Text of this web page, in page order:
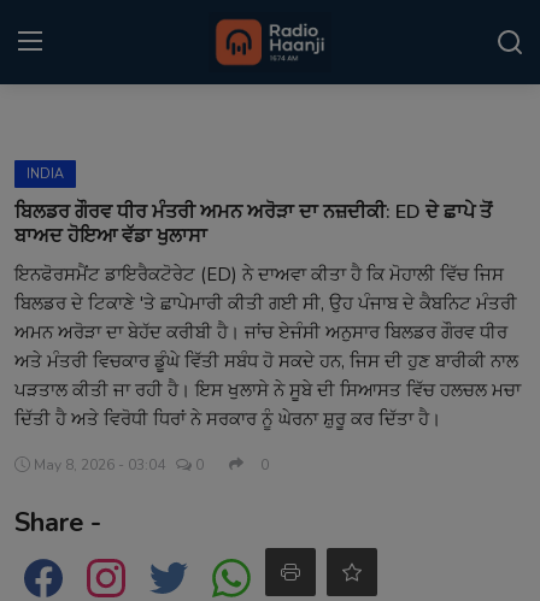
Home
Kitaab Kahani
Gallery
Sponsors
Matrimonial
Event
Contact
INDIA
ਬਿਲਡਰ ਗੌਰਵ ਧੀਰ ਮੰਤਰੀ ਅਮਨ ਅਰੋੜਾ ਦਾ ਨਜ਼ਦੀਕੀ: ED ਦੇ ਛਾਪੇ ਤੋਂ
ਬਾਅਦ ਹੋਇਆ ਵੱਡਾ ਖੁਲਾਸਾ
ਇਨਫੋਰਸਮੈਂਟ ਡਾਇਰੈਕਟੋਰੇਟ (ED) ਨੇ ਦਾਅਵਾ ਕੀਤਾ ਹੈ ਕਿ ਮੋਹਾਲੀ ਵਿੱਚ ਜਿਸ
ਬਿਲਡਰ ਦੇ ਟਿਕਾਣੇ 'ਤੇ ਛਾਪੇਮਾਰੀ ਕੀਤੀ ਗਈ ਸੀ, ਉਹ ਪੰਜਾਬ ਦੇ ਕੈਬਨਿਟ ਮੰਤਰੀ
ਅਮਨ ਅਰੋੜਾ ਦਾ ਬੇਹੱਦ ਕਰੀਬੀ ਹੈ। ਜਾਂਚ ਏਜੰਸੀ ਅਨੁਸਾਰ ਬਿਲਡਰ ਗੌਰਵ ਧੀਰ
ਅਤੇ ਮੰਤਰੀ ਵਿਚਕਾਰ ਡੂੰਘੇ ਵਿੱਤੀ ਸਬੰਧ ਹੋ ਸਕਦੇ ਹਨ, ਜਿਸ ਦੀ ਹੁਣ ਬਾਰੀਕੀ ਨਾਲ
ਪੜਤਾਲ ਕੀਤੀ ਜਾ ਰਹੀ ਹੈ। ਇਸ ਖੁਲਾਸੇ ਨੇ ਸੂਬੇ ਦੀ ਸਿਆਸਤ ਵਿੱਚ ਹਲਚਲ ਮਚਾ
ਦਿੱਤੀ ਹੈ ਅਤੇ ਵਿਰੋਧੀ ਧਿਰਾਂ ਨੇ ਸਰਕਾਰ ਨੂੰ ਘੇਰਨਾ ਸ਼ੁਰੂ ਕਰ ਦਿੱਤਾ ਹੈ।
May 8, 2026 - 03:04 0 0
Share -